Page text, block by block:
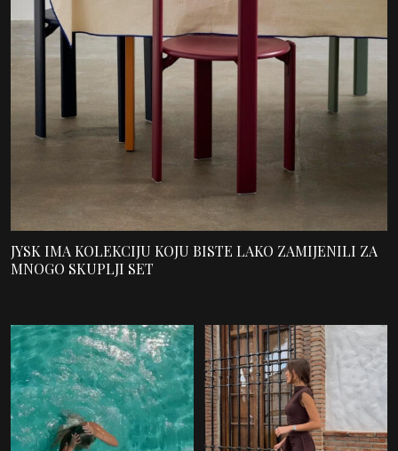
JYSK IMA KOLEKCIJU KOJU BISTE LAKO ZAMIJENILI ZA
MNOGO SKUPLJI SET